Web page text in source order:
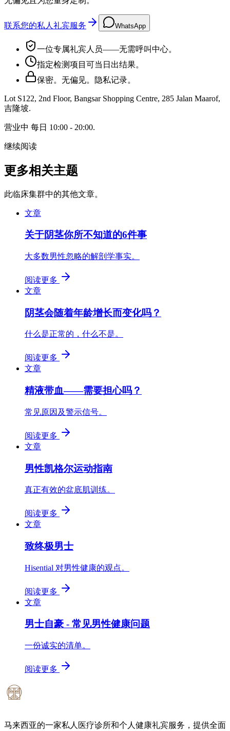
联系您的私人礼宾服务 WhatsApp
一位专属礼宾人员——无需呼叫中心。
指定检测项目可当日出结果。
保密。无偏见。隐私记录。
Lot S122, 2nd Floor, Bangsar Shopping Centre, 285 Jalan Maarof,
吉隆坡.
营业中 每日 10:00 - 20:00.
继续阅读
更多相关主题
此临床集群中的其他文章。
文章
关于阴茎你所不知道的6件事
大多数男性忽略的解剖学事实。
阅读更多
文章
阴茎会随着年龄增长而变化吗？
什么是正常的，什么不是。
阅读更多
文章
精液带血——需要担心吗？
常见原因及警示信号。
阅读更多
文章
男性凯格尔运动指南
真正有效的盆底肌训练。
阅读更多
文章
致终极男士
Hisential 对男性健康的观点。
阅读更多
文章
男士自豪 - 常见男性健康问题
一份诚实的清单。
阅读更多
马来西亚的一家私人医疗诊所和个人健康礼宾服务，提供全面